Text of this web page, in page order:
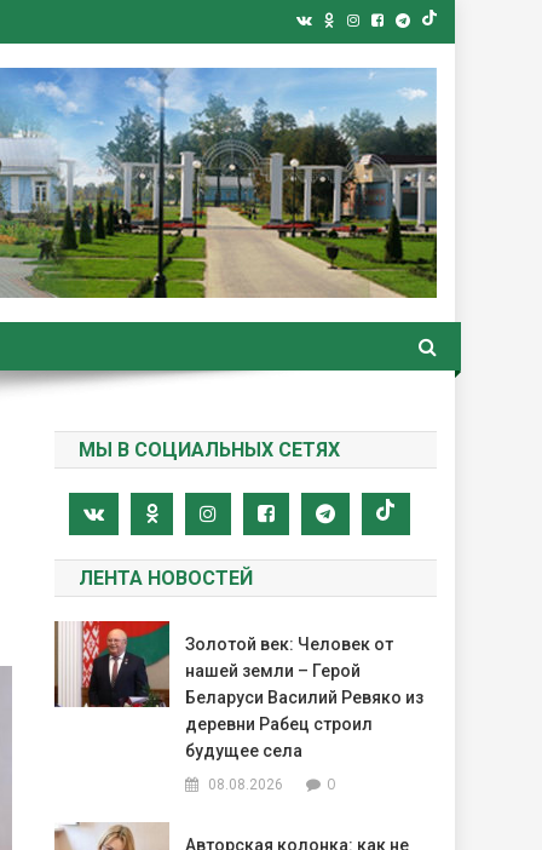
газета
МЫ В СОЦИАЛЬНЫХ СЕТЯХ
ЛЕНТА НОВОСТЕЙ
Золотой век: Человек от
нашей земли – Герой
Беларуси Василий Ревяко из
деревни Рабец строил
будущее села
08.08.2026 0
Авторская колонка: как не